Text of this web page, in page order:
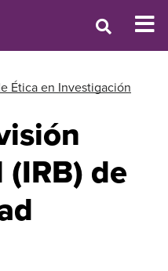
Ética en Investigación
de